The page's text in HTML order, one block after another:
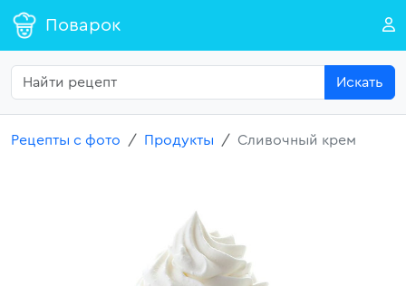
Поварок
Искать
Рецепты с фото Продукты Сливочный крем